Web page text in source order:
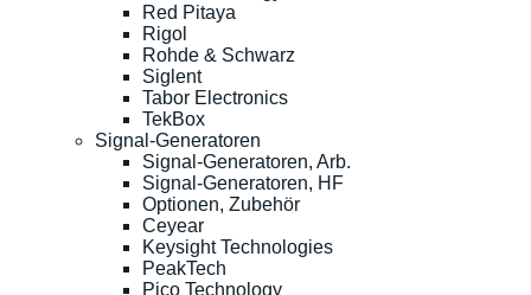
Red Pitaya
Rigol
Rohde & Schwarz
Siglent
Tabor Electronics
TekBox
Signal-Generatoren
Signal-Generatoren, Arb.
Signal-Generatoren, HF
Optionen, Zubehör
Ceyear
Keysight Technologies
PeakTech
Pico Technology